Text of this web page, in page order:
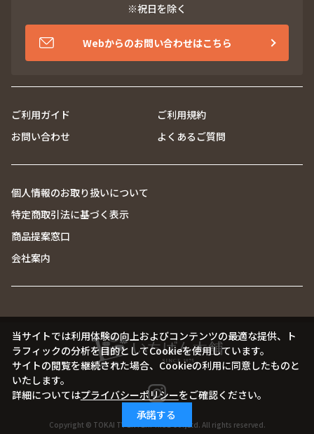
※祝日を除く
Webからのお問い合わせはこちら
ご利用ガイド
ご利用規約
お問い合わせ
よくあるご質問
個人情報のお取り扱いについて
特定商取引法に基づく表示
商品提案窓口
会社案内
Copyright © TOKAI TV ENTERPRISE Co.,Ltd. All rights reserved.
当サイトでは利用体験の向上およびコンテンツの最適な提供、ト
ラフィックの分析を目的としてCookieを使用しています。
サイトの閲覧を継続された場合、Cookieの利用に同意したものと
いたします。
詳細についてはプライバシーポリシーをご確認ください。
承諾する